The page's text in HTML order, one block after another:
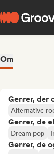
Om
Genrer, der
Alternative
Genrer, de
Dream pop
Genrer, de